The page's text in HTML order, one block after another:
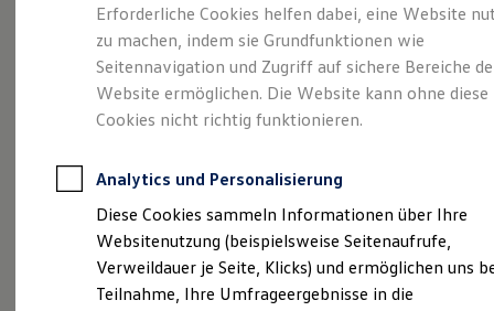
Leasing
Leasing-Angebote
Gebrauchtwagen Leasing
Junge Gebrauchtwagen-Leasing
Elektroauto Leasing
Kleinwagen-Leasing
Leasing ohne Anzahlung
Autokredit mit Schlussrate
Versicherungen und Garantien
Kfz-Versicherung
Restschuldversicherungen
Garantien
Wartungsverträge
Geschäftskunden
So geht neu.
Entdecken Sie jetzt
den neuen ID.3 Neo!
Erforderliche Cookies helfen dabei, eine Website
zu machen, indem sie Grundfunktionen wie
Seitennavigation und Zugriff auf sichere Bereiche
Website ermöglichen. Die Website kann ohne diese
Cookies nicht richtig funktionieren.
Analytics und Personalisierung
Diese Cookies sammeln Informationen über Ihre
Websitenutzung (beispielsweise Seitenaufrufe,
Verweildauer je Seite, Klicks) und ermöglichen uns
Teilnahme, Ihre Umfrageergebnisse in die